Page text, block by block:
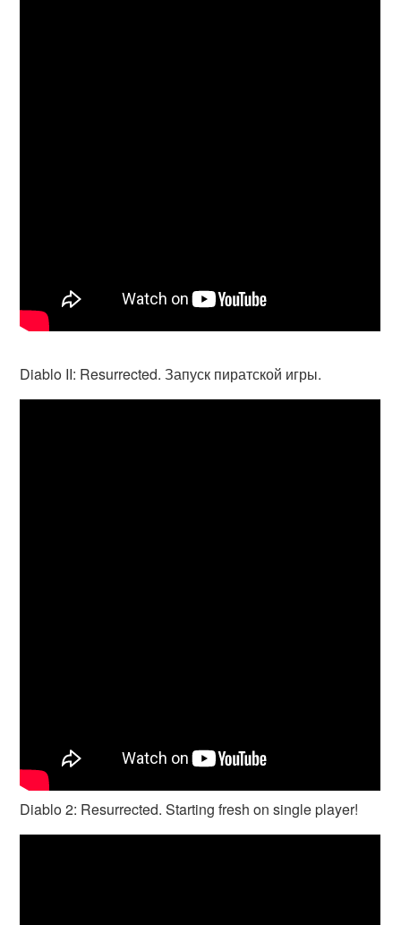
Diablo II: Resurrected. Запуск пиратской игры.
Diablo 2: Resurrected. Starting fresh on single player!